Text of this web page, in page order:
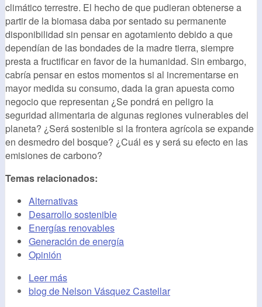
climático terrestre. El hecho de que pudieran obtenerse a
partir de la biomasa daba por sentado su permanente
disponibilidad sin pensar en agotamiento debido a que
dependían de las bondades de la madre tierra, siempre
presta a fructificar en favor de la humanidad. Sin embargo,
cabría pensar en estos momentos si al incrementarse en
mayor medida su consumo, dada la gran apuesta como
negocio que representan ¿Se pondrá en peligro la
seguridad alimentaria de algunas regiones vulnerables del
planeta? ¿Será sostenible si la frontera agrícola se expande
en desmedro del bosque? ¿Cuál es y será su efecto en las
emisiones de carbono?
Temas relacionados:
Alternativas
Desarrollo sostenible
Energías renovables
Generación de energía
Opinión
Leer más
blog de Nelson Vásquez Castellar